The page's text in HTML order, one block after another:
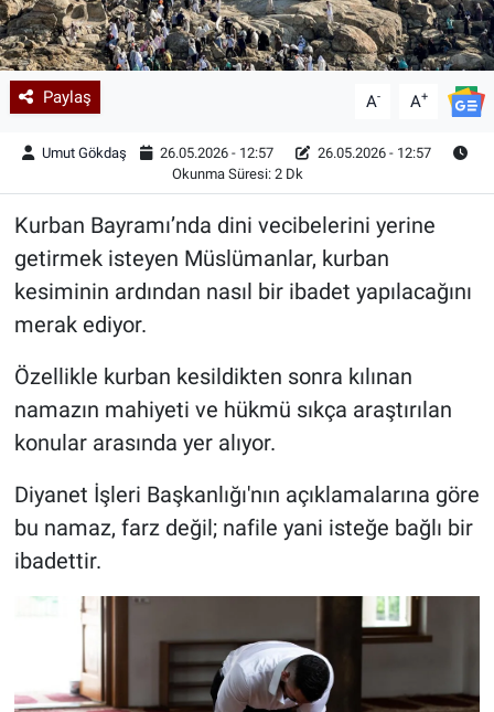
Paylaş A- A+
Umut Gökdaş 26.05.2026 - 12:57
26.05.2026 - 12:57
Okunma Süresi: 2 Dk
Kurban Bayramı’nda dini vecibelerini yerine
getirmek isteyen Müslümanlar, kurban
kesiminin ardından nasıl bir ibadet yapılacağını
merak ediyor.
Özellikle kurban kesildikten sonra kılınan
namazın mahiyeti ve hükmü sıkça araştırılan
konular arasında yer alıyor.
Diyanet İşleri Başkanlığı'nın açıklamalarına göre
bu namaz, farz değil; nafile yani isteğe bağlı bir
ibadettir.
Astroloji-Rüya